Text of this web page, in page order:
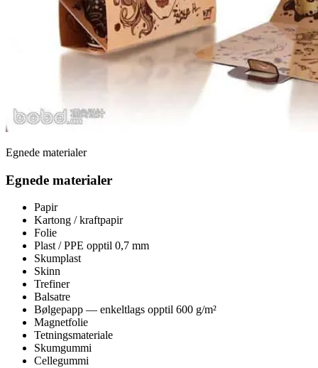
Egnede materialer
Egnede materialer
Papir
Kartong / kraftpapir
Folie
Plast / PPE opptil 0,7 mm
Skumplast
Skinn
Trefiner
Balsatre
Bølgepapp — enkeltlags opptil 600 g/m²
Magnetfolie
Tetningsmateriale
Skumgummi
Cellegummi